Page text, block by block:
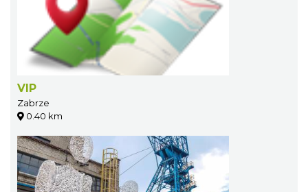
VIP
Zabrze
0.40 km